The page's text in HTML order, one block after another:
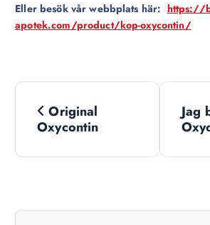
Eller besök vår webbplats här: https://
apotek.com/product/kop-oxycontin/
N
v
i
Original
Oxycontin
Jag